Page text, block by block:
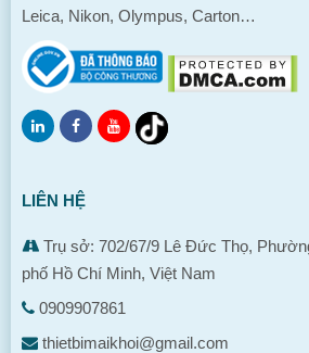
Leica, Nikon, Olympus, Carton…
LIÊN HỆ
Trụ sở: 702/67/9 Lê Đức Thọ,
phố Hồ Chí Minh, Việt Nam
0909907861
thietbimaikhoi@gmail.com